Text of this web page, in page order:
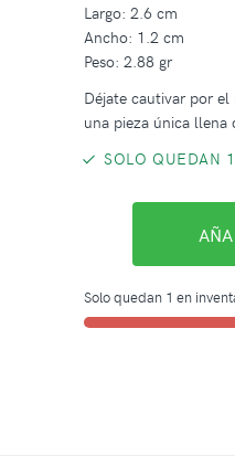
Largo: 2.6 cm
Ancho: 1.2 cm
Peso: 2.88 gr
Déjate cautivar por
una pieza única llena
SOLO QUEDAN
Solo quedan 1 en